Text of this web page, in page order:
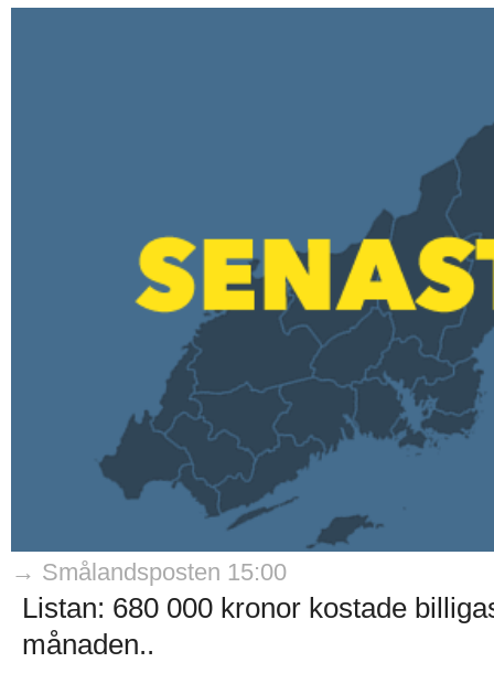
→ Smålandsposten 15:00
Listan: 680 000 kronor kostade
månaden..